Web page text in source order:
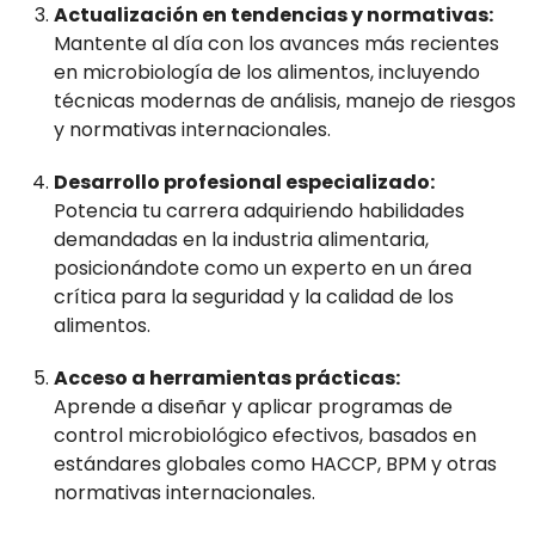
Actualización en tendencias y normativas:
Mantente al día con los avances más recientes
en microbiología de los alimentos, incluyendo
técnicas modernas de análisis, manejo de riesgos
y normativas internacionales.
Desarrollo profesional especializado:
Potencia tu carrera adquiriendo habilidades
demandadas en la industria alimentaria,
posicionándote como un experto en un área
crítica para la seguridad y la calidad de los
alimentos.
Acceso a herramientas prácticas:
Aprende a diseñar y aplicar programas de
control microbiológico efectivos, basados en
estándares globales como HACCP, BPM y otras
normativas internacionales.